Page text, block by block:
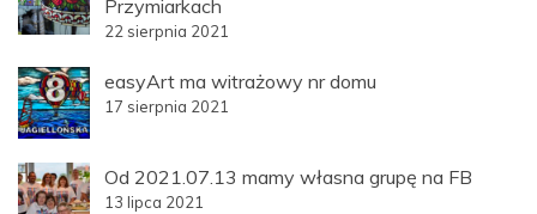
Przymiarkach
22 sierpnia 2021
easyArt ma witrażowy nr domu
17 sierpnia 2021
Od 2021.07.13 mamy własna grupę na FB
13 lipca 2021